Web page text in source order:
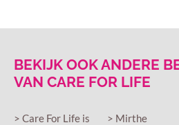
BEKIJK OOK ANDERE
VAN CARE FOR LIFE
> Care For Life is
> Mirthe